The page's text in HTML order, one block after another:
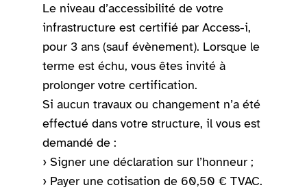
Le niveau d’accessibilité de votre
infrastructure est certifié par Access-i,
pour 3 ans (sauf évènement). Lorsque le
terme est échu, vous êtes invité à
prolonger votre certification.
Si aucun travaux ou changement n’a été
effectué dans votre structure, il vous est
demandé de :
› Signer une déclaration sur l’honneur ;
› Payer une cotisation de 60,50 € TVAC.